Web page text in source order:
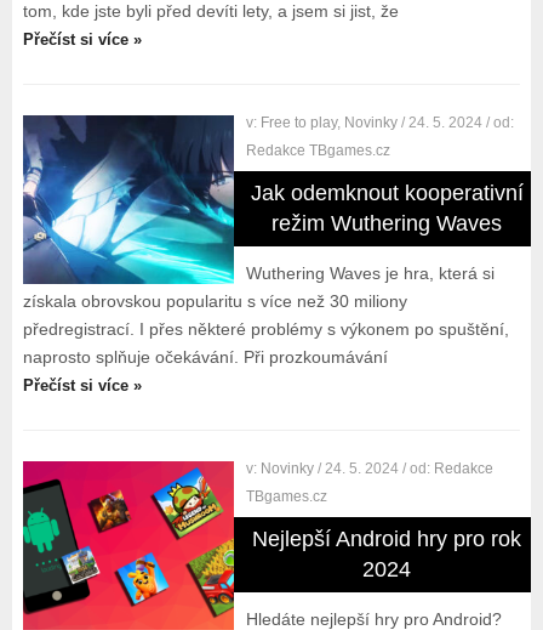
tom, kde jste byli před devíti lety, a jsem si jist, že
Přečíst si více »
v: Free to play, Novinky / 24. 5. 2024 / od:
Redakce TBgames.cz
Jak odemknout kooperativní
režim Wuthering Waves
Wuthering Waves je hra, která si
získala obrovskou popularitu s více než 30 miliony
předregistrací. I přes některé problémy s výkonem po spuštění,
naprosto splňuje očekávání. Při prozkoumávání
Přečíst si více »
v: Novinky / 24. 5. 2024 / od: Redakce
TBgames.cz
Nejlepší Android hry pro rok
2024
Hledáte nejlepší hry pro Android?